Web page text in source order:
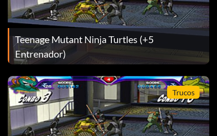
Teenage Mutant Ninja Turtles (+5
Entrenador)
Trucos